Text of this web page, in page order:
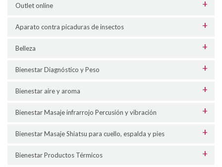
Servicios
Outlet online
Aparato contra picaduras de insectos
Belleza
Bienestar Diagnóstico y Peso
Bienestar aire y aroma
Bienestar Masaje infrarrojo Percusión y vibración
Bienestar Masaje Shiatsu para cuello, espalda y pies
Bienestar Productos Térmicos